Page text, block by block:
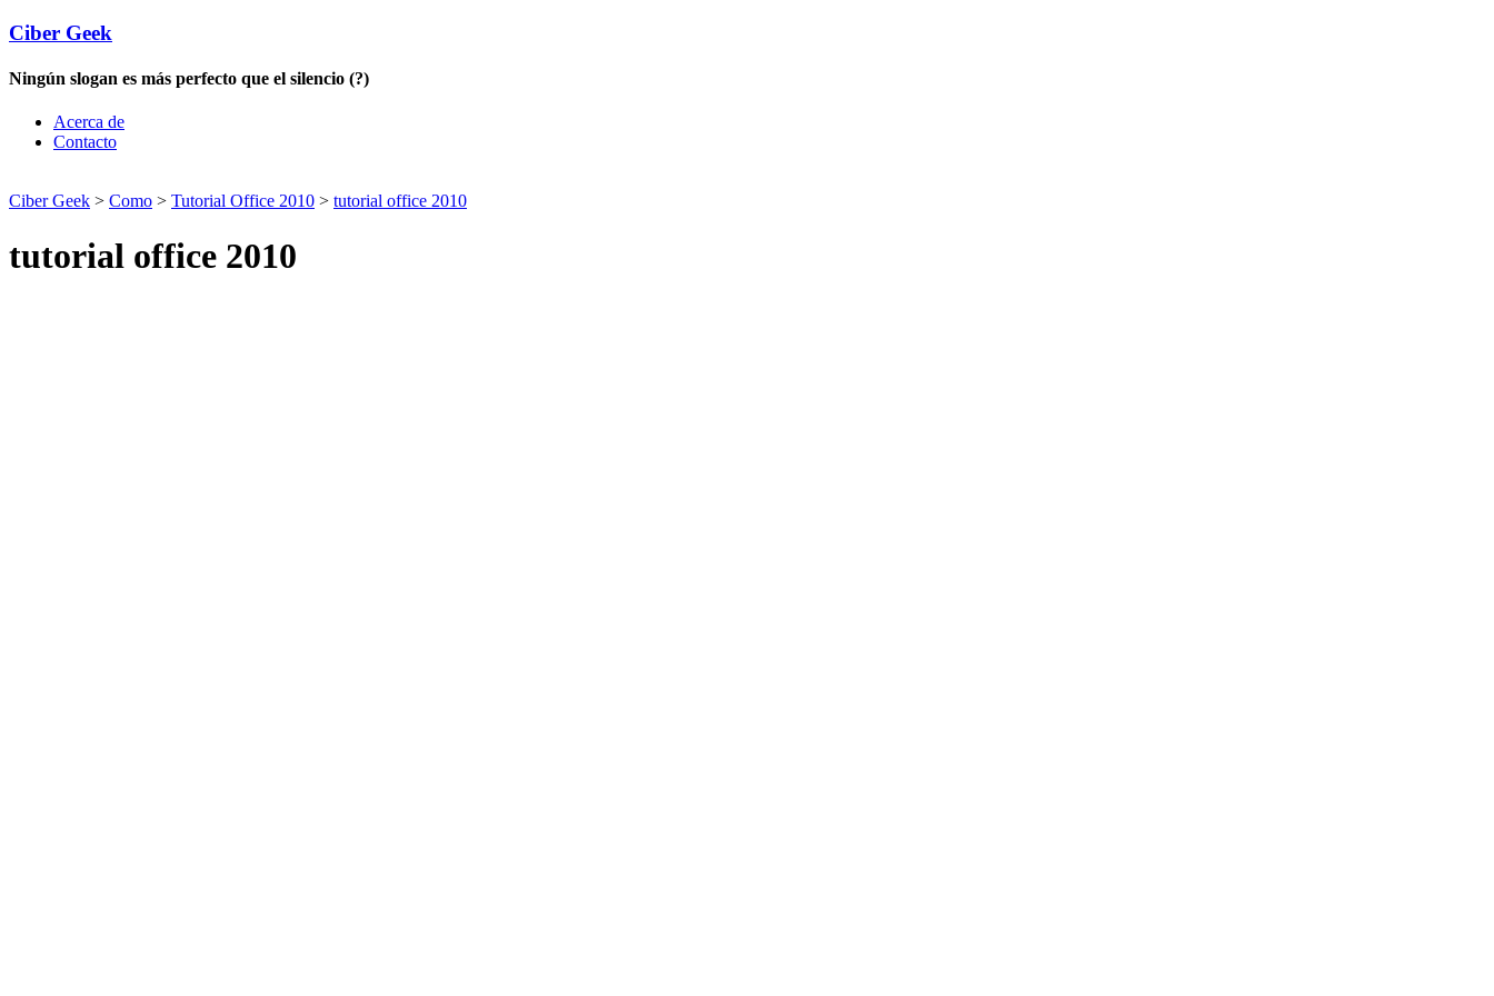
Ciber Geek
Ningún slogan es más perfecto que el silencio (?)
Acerca de
Contacto
Ciber Geek > Como > Tutorial Office 2010 > tutorial office 2010
tutorial office 2010